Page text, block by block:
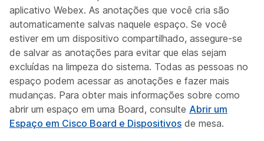
aplicativo Webex. As anotações que você cria são
automaticamente salvas naquele espaço. Se você
estiver em um dispositivo compartilhado, assegure-se
de salvar as anotações para evitar que elas sejam
excluídas na limpeza do sistema. Todas as pessoas no
espaço podem acessar as anotações e fazer mais
mudanças. Para obter mais informações sobre como
abrir um espaço em uma Board, consulte Abrir um
Espaço em Cisco Board e Dispositivos de mesa.